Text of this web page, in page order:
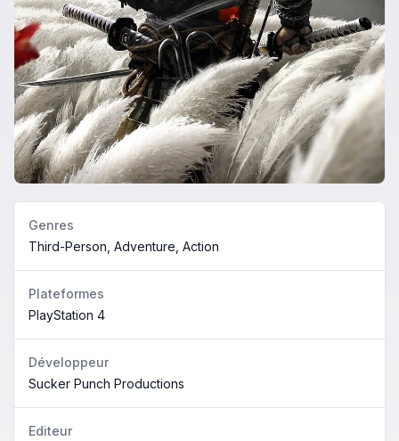
Genres
Third-Person, Adventure, Action
Plateformes
PlayStation 4
Développeur
Sucker Punch Productions
Editeur